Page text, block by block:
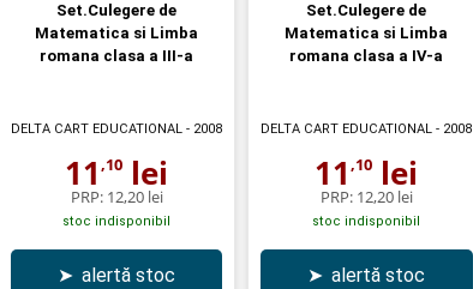
Set.Culegere de
Matematica si Limba
romana clasa a III-a
DELTA CART EDUCATIONAL - 2008
11,10 lei
PRP: 12,20 lei
stoc indisponibil
➤ alertă stoc
Set.Culegere de
Matematica si Limba
romana clasa a IV-a
DELTA CART EDUCATIONAL - 2008
11,10 lei
PRP: 12,20 lei
stoc indisponibil
➤ alertă stoc